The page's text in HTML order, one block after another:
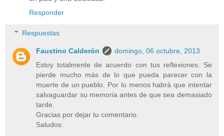
Responder
Respuestas
Faustino Calderón
domingo, 06 octubre, 2013
Estoy totalmente de acuerdo con tus reflexiones. Se
pierde mucho más de lo que pueda parecer con la
muerte de un pueblo. Por lo menos habrá que intentar
salvaguardar su memoria antes de que sea demasiado
tarde.
Gracias por dejar tu comentario.
Saludos.